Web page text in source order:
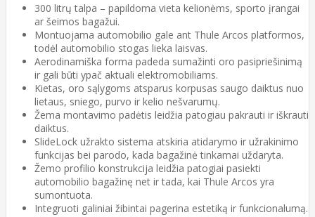
300 litrų talpa – papildoma vieta kelionėms, sporto įrangai
ar šeimos bagažui.
Montuojama automobilio gale ant Thule Arcos platformos,
todėl automobilio stogas lieka laisvas.
Aerodinamiška forma padeda sumažinti oro pasipriešinimą
ir gali būti ypač aktuali elektromobiliams.
Kietas, oro sąlygoms atsparus korpusas saugo daiktus nuo
lietaus, sniego, purvo ir kelio nešvarumų.
Žema montavimo padėtis leidžia patogiau pakrauti ir iškrauti
daiktus.
SlideLock užrakto sistema atskiria atidarymo ir užrakinimo
funkcijas bei parodo, kada bagažinė tinkamai uždaryta.
Žemo profilio konstrukcija leidžia patogiai pasiekti
automobilio bagažinę net ir tada, kai Thule Arcos yra
sumontuota.
Integruoti galiniai žibintai pagerina estetiką ir funkcionalumą.